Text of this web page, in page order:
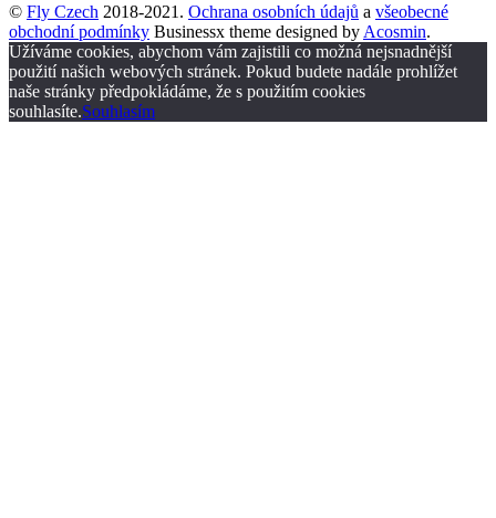
© Fly Czech 2018-2021. Ochrana osobních údajů a všeobecné
obchodní podmínky Businessx theme designed by Acosmin.
Užíváme cookies, abychom vám zajistili co možná nejsnadnější
použití našich webových stránek. Pokud budete nadále prohlížet
naše stránky předpokládáme, že s použitím cookies
souhlasíte.Souhlasím